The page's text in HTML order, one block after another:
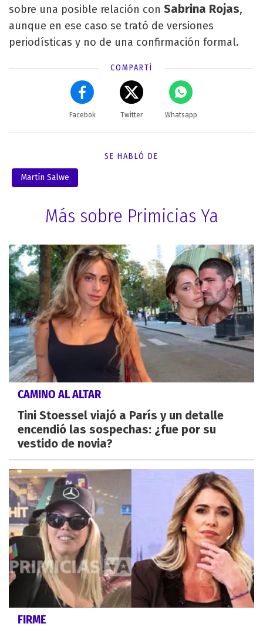
sobre una posible relación con Sabrina Rojas,
aunque en ese caso se trató de versiones
periodísticas y no de una confirmación formal.
COMPARTÍ
Facebok Twitter Whatsapp
SE HABLÓ DE
Martín Salwe
Más sobre Primicias Ya
CAMINO AL ALTAR
Tini Stoessel viajó a París y un detalle
encendió las sospechas: ¿fue por su
vestido de novia?
FIRME